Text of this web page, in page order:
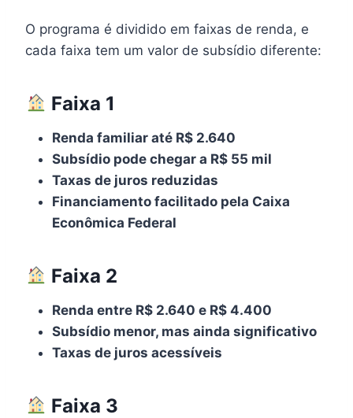
O programa é dividido em faixas de renda, e
cada faixa tem um valor de subsídio diferente:
Faixa 1
Renda familiar até R$ 2.640
Subsídio pode chegar a R$ 55 mil
Taxas de juros reduzidas
Financiamento facilitado pela Caixa
Econômica Federal
Faixa 2
Renda entre R$ 2.640 e R$ 4.400
Subsídio menor, mas ainda significativo
Taxas de juros acessíveis
Faixa 3